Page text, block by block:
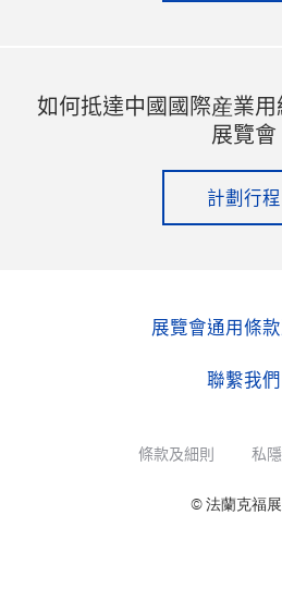
如何抵達中國國際産業
展覽會
計劃行程
展覽會通用條
聯繫我們
條款及細則 私
© 法蘭克福